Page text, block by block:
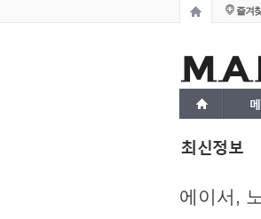
즐겨
최신정보
에이서,